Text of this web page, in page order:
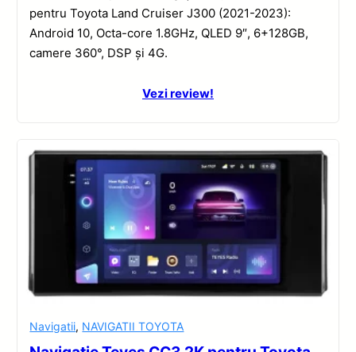
pentru Toyota Land Cruiser J300 (2021-2023):
Android 10, Octa-core 1.8GHz, QLED 9″, 6+128GB,
camere 360°, DSP și 4G.
Vezi review!
Navigatii, NAVIGATII TOYOTA